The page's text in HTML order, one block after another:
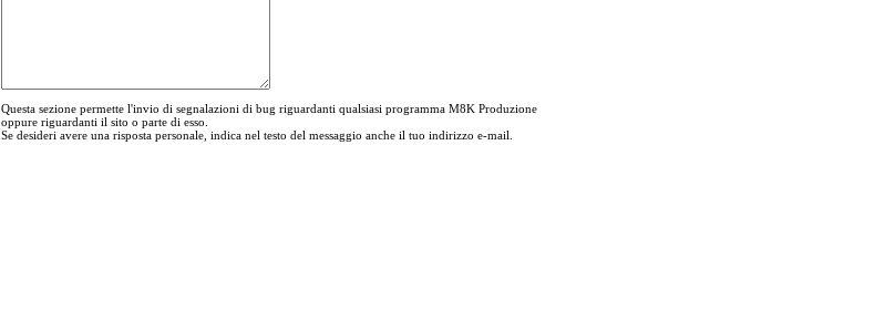
Questa sezione permette l'invio di segnalazioni di bug riguardanti qualsiasi programma M8K Produzione
oppure riguardanti il sito o parte di esso.
Se desideri avere una risposta personale, indica nel testo del messaggio anche il tuo indirizzo e-mail.